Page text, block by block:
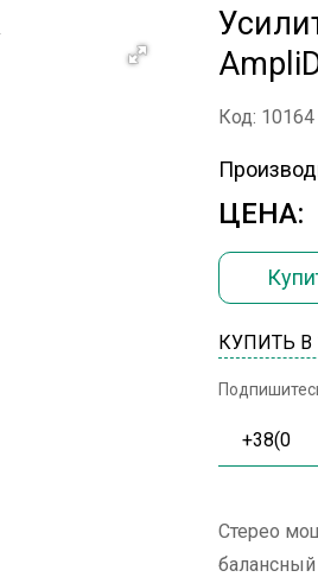
Код: 10164
ЦЕНА:
КУПИТЬ В
Стерео
балансный